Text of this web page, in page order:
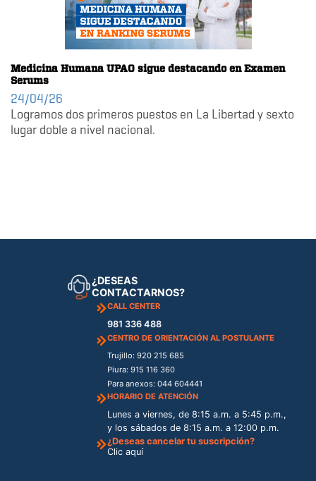
Medicina Humana UPAO sigue destacando en Examen
Serums
24/04/26
Logramos dos primeros puestos en La Libertad y sexto
lugar doble a nivel nacional.